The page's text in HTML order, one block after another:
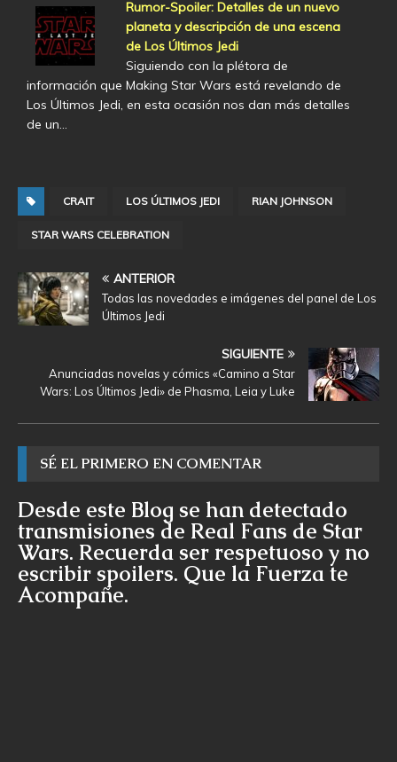
Rumor-Spoiler: Detalles de un nuevo
planeta y descripción de una escena
de Los Últimos Jedi
Siguiendo con la plétora de
información que Making Star Wars está revelando de
Los Últimos Jedi, en esta ocasión nos dan más detalles
de un…
CRAIT LOS ÚLTIMOS JEDI RIAN JOHNSON
STAR WARS CELEBRATION
ANTERIOR
Todas las novedades e imágenes del panel de Los
Últimos Jedi
SIGUIENTE
Anunciadas novelas y cómics «Camino a Star
Wars: Los Últimos Jedi» de Phasma, Leia y Luke
SÉ EL PRIMERO EN COMENTAR
Desde este Blog se han detectado
transmisiones de Real Fans de Star
Wars. Recuerda ser respetuoso y no
escribir spoilers. Que la Fuerza te
Acompañe.